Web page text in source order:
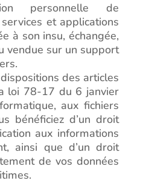
personnelle de
et applications
à son insu, échangée,
vendue sur un support
des articles
loi 78-17 du 6 janvier
aux fichiers
bénéficiez d’un droit
aux informations
ainsi que d’un droit
de vos données